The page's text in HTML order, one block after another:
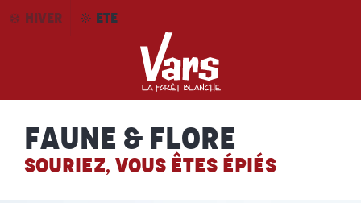
AllerHIVER ETE
Faune & flore
SOURIEZ, VOUS ÊTES ÉPIÉS